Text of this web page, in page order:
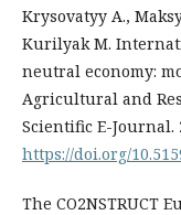
Krysovatyy A.,
Kurilyak M.
neutral economy:
Agricultural and
Scientific E-Journal.
https://doi.org/
The CO2NSTRUCT